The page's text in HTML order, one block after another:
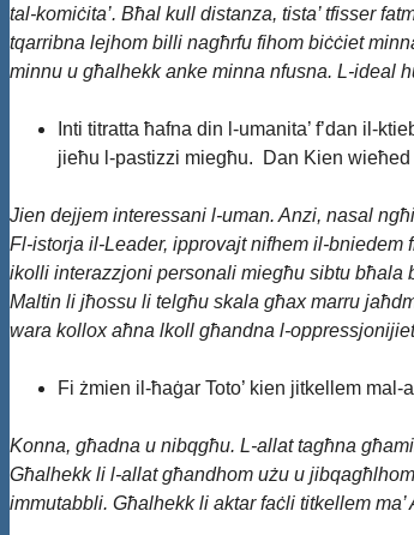
tal-komiċita’. Bħal kull distanza, tista’ tfisser
tqarribna lejhom billi nagħrfu fihom biċċiet
minnu u għalhekk anke minna nfusna. L-ideal
Inti titratta ħafna din l-umanita’ f’dan il-
jieħu l-pastizzi miegħu. Dan Kien
Jien dejjem interessani l-uman. Anzi, nasal
Fl-istorja il-Leader, ipprovajt nifhem il-bniedem
ikolli interazzjoni personali miegħu sibtu bħala
Maltin li jħossu li telgħu skala għax marru
wara kollox aħna lkoll għandna l-
Fi żmien il-ħaġar Toto’ kien jitkellem
Konna, għadna u nibqgħu. L-allat tagħna
Għalhekk li l-allat għandhom użu u
immutabbli. Għalhekk li aktar faċli titkellem